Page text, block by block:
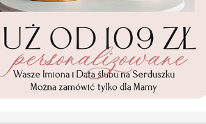
pieniądze
Promocja:
/105.00
PLN